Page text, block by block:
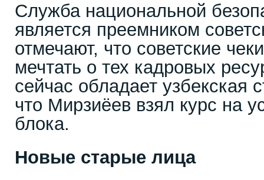
Служба национальной
является преемником
отмечают, что советские
мечтать о тех кадровых
сейчас обладает узбекская
что Мирзиёев взял курс на
блока.
Новые старые лица